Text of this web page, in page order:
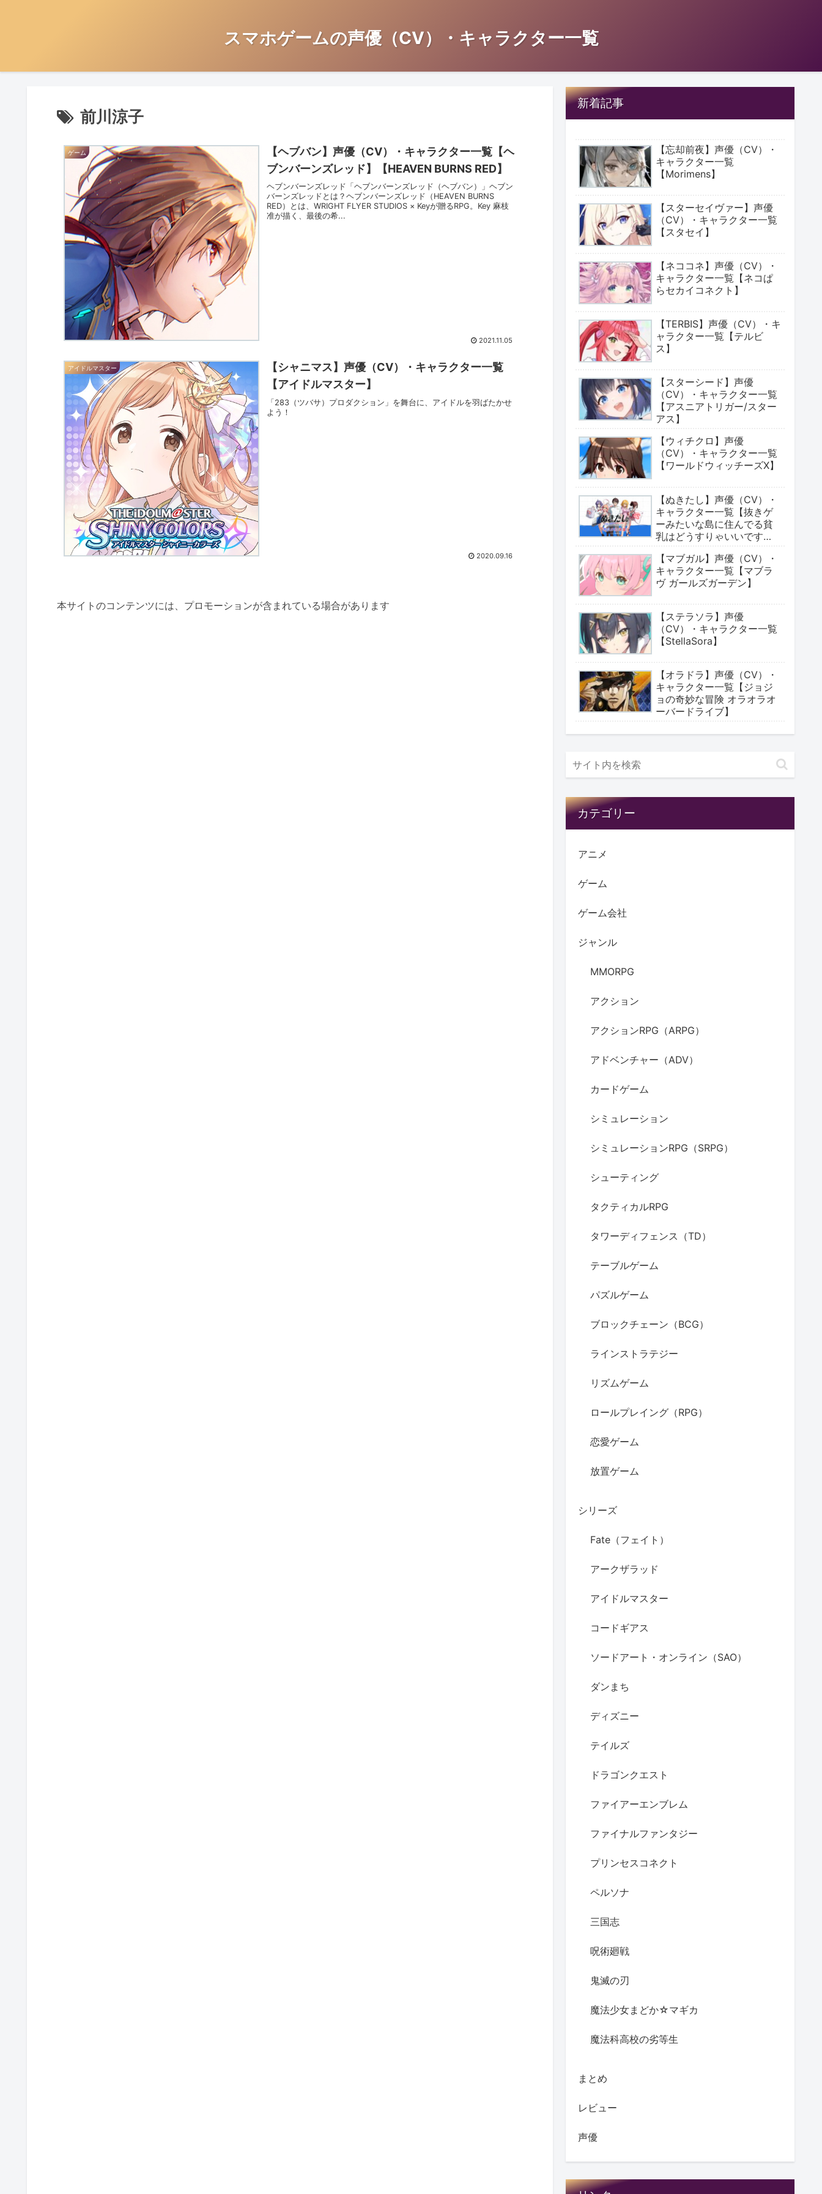
スマホゲームの声優（CV）・キャラクター一覧
前川涼子
ゲーム
【ヘブバン】声優（CV）・キャラクター一覧【ヘ
ブンバーンズレッド】【HEAVEN BURNS RED】
ヘブンバーンズレッド「ヘブンバーンズレッド（ヘブバン）」ヘブン
バーンズレッドとは？ヘブンバーンズレッド（HEAVEN BURNS
RED）とは、WRIGHT FLYER STUDIOS × Keyが贈るRPG。Key 麻枝
准が描く、最後の希...
2021.11.05
アイドルマスター
【シャニマス】声優（CV）・キャラクター一覧
【アイドルマスター】
「283（ツバサ）プロダクション」を舞台に、アイドルを羽ばたかせ
よう！
2020.09.16
本サイトのコンテンツには、プロモーションが含まれている場合があります
新着記事
【忘却前夜】声優（CV）・
キャラクター一覧
【Morimens】
【スターセイヴァー】声優
（CV）・キャラクター一覧
【スタセイ】
【ネココネ】声優（CV）・
キャラクター一覧【ネコぱ
らセカイコネクト】
【TERBIS】声優（CV）・キ
ャラクター一覧【テルビ
ス】
【スターシード】声優
（CV）・キャラクター一覧
【アスニアトリガー/スター
アス】
【ウィチクロ】声優
（CV）・キャラクター一覧
【ワールドウィッチーズX】
【ぬきたし】声優（CV）・
キャラクター一覧【抜きゲ
ーみたいな島に住んでる貧
乳はどうすりゃいいです
【マブガル】声優（CV）・
キャラクター一覧【マブラ
ヴ ガールズガーデン】
【ステラソラ】声優
（CV）・キャラクター一覧
【StellaSora】
【オラドラ】声優（CV）・
キャラクター一覧【ジョジ
ョの奇妙な冒険 オラオラオ
ーバードライブ】
カテゴリー
アニメ
ゲーム
ゲーム会社
ジャンル
MMORPG
アクション
アクションRPG（ARPG）
アドベンチャー（ADV）
カードゲーム
シミュレーション
シミュレーションRPG（SRPG）
シューティング
タクティカルRPG
タワーディフェンス（TD）
テーブルゲーム
パズルゲーム
ブロックチェーン（BCG）
ラインストラテジー
リズムゲーム
ロールプレイング（RPG）
恋愛ゲーム
放置ゲーム
シリーズ
Fate（フェイト）
アークザラッド
アイドルマスター
コードギアス
ソードアート・オンライン（SAO）
ダンまち
ディズニー
テイルズ
ドラゴンクエスト
ファイアーエンブレム
ファイナルファンタジー
プリンセスコネクト
ペルソナ
三国志
呪術廻戦
鬼滅の刃
魔法少女まどか☆マギカ
魔法科高校の劣等生
まとめ
レビュー
声優